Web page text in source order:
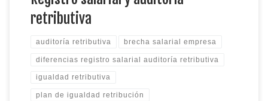
retributiva
auditoría retributiva brecha salarial empresa
diferencias registro salarial auditoría retributiva
igualdad retributiva
plan de igualdad retribución